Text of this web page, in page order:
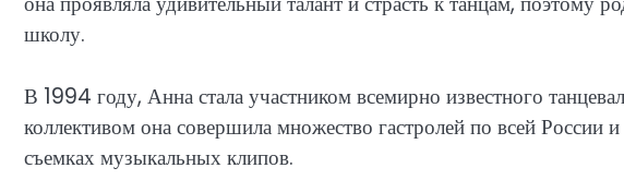
школу.
В 1994 году, Анна стала участником всемирно известного
коллективом она совершила множество гастролей по всей России
съемках музыкальных клипов.